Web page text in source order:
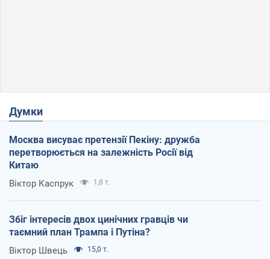
Думки
Москва висуває претензії Пекіну: дружба
перетворюється на залежність Росії від
Китаю
Віктор Каспрук 1,8 т.
Збіг інтересів двох цинічних гравців чи
таємний план Трампа і Путіна?
Віктор Швець 15,0 т.